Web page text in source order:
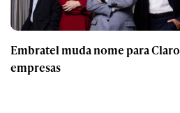
Embratel muda nome para Claro
empresas